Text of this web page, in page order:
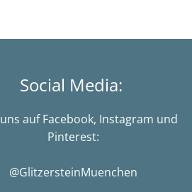
Social Media:
auf Facebook, Instagram und
Pinterest:
@GlitzersteinMuenchen